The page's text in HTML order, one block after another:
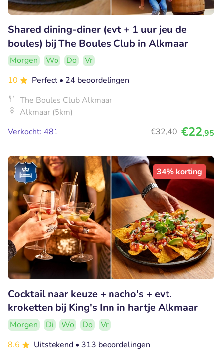
Shared dining-diner (evt + 1 uur jeu de
boules) bij The Boules Club in Alkmaar
Morgen Wo Do
Vr
10
Perfect • 24 beoordelingen
The Boules Club Alkmaar
Alkmaar (5km)
Verkocht: 481
€32,40 €22,95
34% korting
Cocktail naar keuze + nacho's + evt.
kroketten bij King's Inn in hartje Alkmaar
Morgen Di Wo Do
Vr
8.6
Uitstekend • 313 beoordelingen